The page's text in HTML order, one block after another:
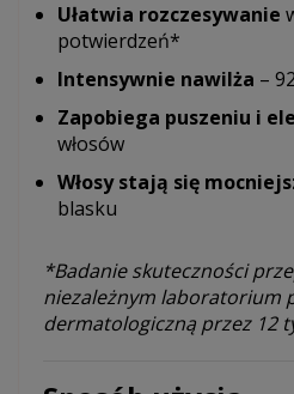
Ułatwia rozczesywanie
potwierdzeń*
Intensywnie nawilża –
Zapobiega puszeniu i
włosów
Włosy stają się
blasku
*Badanie skuteczności
niezależnym laboratorium
dermatologiczną przez 12